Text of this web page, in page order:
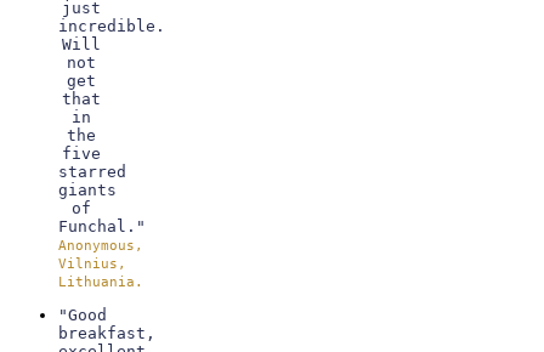
just
incredible.
Will
not
get
that
in
the
five
starred
giants
of
Funchal."
Anonymous,
Vilnius,
Lithuania.
"Good
breakfast,